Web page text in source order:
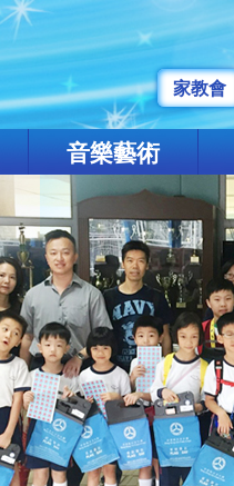
家教會
音樂藝術